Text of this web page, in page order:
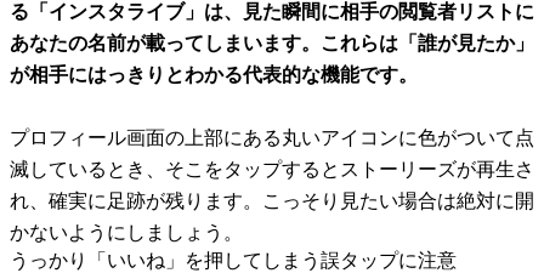
る「インスタライブ」は、見た瞬間に相手の閲覧者リストに
あなたの名前が載ってしまいます。これらは「誰が見たか」
が相手にはっきりとわかる代表的な機能です。
プロフィール画面の上部にある丸いアイコンに色がついて点
滅しているとき、そこをタップするとストーリーズが再生さ
れ、確実に足跡が残ります。こっそり見たい場合は絶対に開
かないようにしましょう。
うっかり「いいね」を押してしまう誤タップに注意